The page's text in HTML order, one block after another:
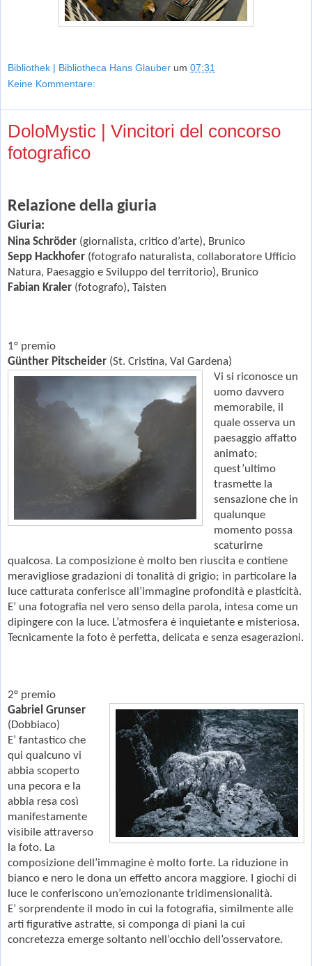
Bibliothek | Bibliotheca Hans Glauber um 07:31
Keine Kommentare:
DoloMystic | Vincitori del concorso
fotografico
Relazione della giuria
Giuria:
Nina Schröder (giornalista, critico d’arte), Brunico
Sepp Hackhofer (fotografo naturalista, collaboratore Ufficio
Natura, Paesaggio e Sviluppo del territorio), Brunico
Fabian Kraler (fotografo), Taisten
1° premio
Günther Pitscheider (St. Cristina, Val Gardena)
Vi si riconosce un
uomo davvero
memorabile, il
quale osserva un
paesaggio affatto
animato;
quest’ultimo
trasmette la
sensazione che in
qualunque
momento possa
scaturirne
qualcosa. La composizione è molto ben riuscita e contiene
meravigliose gradazioni di tonalità di grigio; in particolare la
luce catturata conferisce all’immagine profondità e plasticità.
E’ una fotografia nel vero senso della parola, intesa come un
dipingere con la luce. L’atmosfera è inquietante e misteriosa.
Tecnicamente la foto è perfetta, delicata e senza esagerazioni.
2° premio
Gabriel Grunser
(Dobbiaco)
E’ fantastico che
qui qualcuno vi
abbia scoperto
una pecora e la
abbia resa così
manifestamente
visibile attraverso
la foto. La
composizione dell’immagine è molto forte. La riduzione in
bianco e nero le dona un effetto ancora maggiore. I giochi di
luce le conferiscono un’emozionante tridimensionalità.
E’ sorprendente il modo in cui la fotografia, similmente alle
arti figurative astratte, si componga di piani la cui
concretezza emerge soltanto nell’occhio dell’osservatore.